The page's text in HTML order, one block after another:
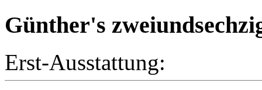
Günther's
Erst-Ausstattung: